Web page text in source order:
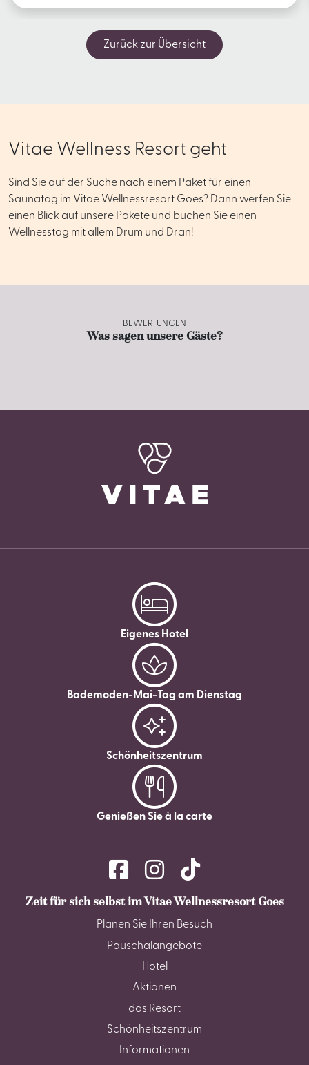
Zurück zur Übersicht
Vitae Wellness Resort geht
Sind Sie auf der Suche nach einem Paket für einen
Saunatag im Vitae Wellnessresort Goes? Dann werfen Sie
einen Blick auf unsere Pakete und buchen Sie einen
Wellnesstag mit allem Drum und Dran!
BEWERTUNGEN
Was sagen unsere Gäste?
Eigenes Hotel
Bademoden-Mai-Tag am Dienstag
Schönheitszentrum
Genießen Sie à la carte
Zeit für sich selbst im Vitae Wellnessresort Goes
Planen Sie Ihren Besuch
Pauschalangebote
Hotel
Aktionen
das Resort
Schönheitszentrum
Informationen